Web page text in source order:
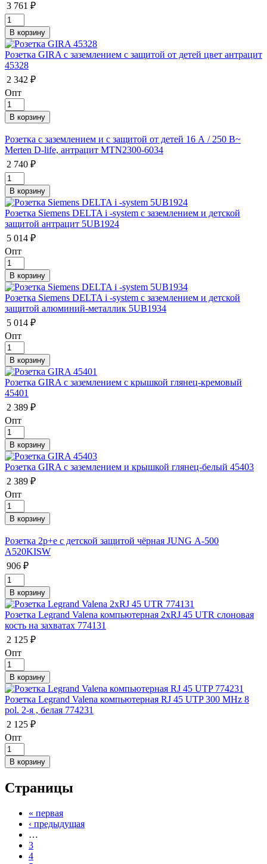
3 761 ₽
Розетка GIRA с заземлением с защитой от детей цвет антрацит
45328
2 342 ₽
Опт
Розетка с заземлением и с защитой от детей 16 А / 250 В~
Merten D-life, антрацит MTN2300-6034
2 740 ₽
Розетка Siemens DELTA i -system с заземлением и детской
защитой антрацит 5UB1924
5 014 ₽
Опт
Розетка Siemens DELTA i -system с заземлением и детской
защитой алюминий-металлик 5UB1934
5 014 ₽
Опт
Розетка GIRA с заземлением с крышкой глянец-кремовый
45401
2 389 ₽
Опт
Розетка GIRA с заземлением и крышкой глянец-белый 45403
2 389 ₽
Опт
Розетка 2р+е с детской защитой чёрная JUNG А-500
A520KISW
906 ₽
Розетка Legrand Valena компьютерная 2xRJ 45 UTR слоновая
кость на захватах 774131
2 125 ₽
Опт
Розетка Legrand Valena компьютерная RJ 45 UTP 300 MHz 8
pol. 2-я , белая 774231
2 125 ₽
Опт
Страницы
« первая
‹ предыдущая
…
3
4